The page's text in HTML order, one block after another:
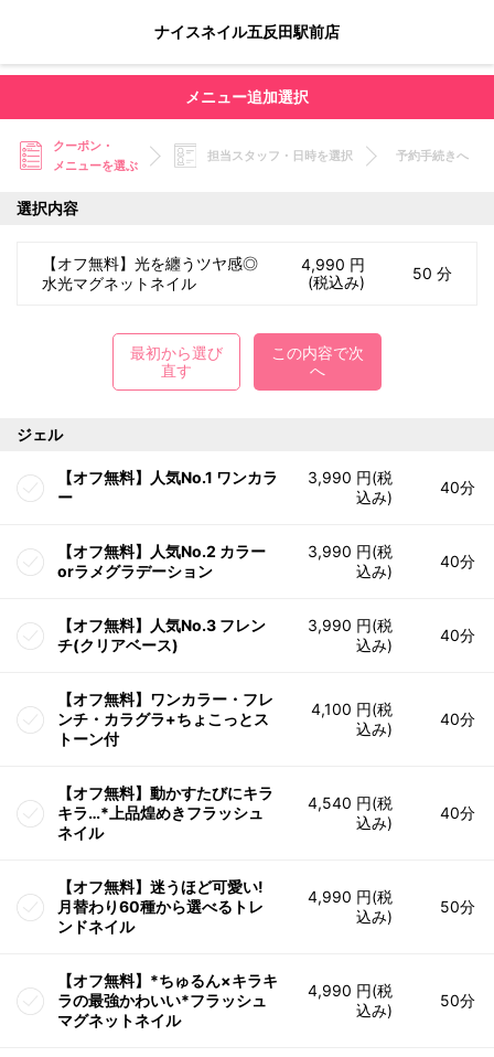
ナイスネイル五反田駅前店
メニュー追加選択
クーポン・
メニューを選ぶ
担当スタッフ・日時を選択 予約手続きへ
選択内容
【オフ無料】光を纏うツヤ感◎
水光マグネットネイル
4,990 円
(税込み)
50 分
最初から選び
直す
この内容で次
へ
ジェル
【オフ無料】人気No.1 ワンカラ
ー
3,990 円(税
込み)
40分
【オフ無料】人気No.2 カラー
orラメグラデーション
3,990 円(税
込み)
40分
【オフ無料】人気No.3 フレン
チ(クリアベース)
3,990 円(税
込み)
40分
【オフ無料】ワンカラー・フレ
ンチ・カラグラ+ちょこっとス
トーン付
4,100 円(税
込み)
40分
【オフ無料】動かすたびにキラ
キラ…*上品煌めきフラッシュ
ネイル
4,540 円(税
込み)
40分
【オフ無料】迷うほど可愛い!
月替わり60種から選べるトレ
ンドネイル
4,990 円(税
込み)
50分
【オフ無料】*ちゅるん×キラキ
ラの最強かわいい*フラッシュ
マグネットネイル
4,990 円(税
込み)
50分